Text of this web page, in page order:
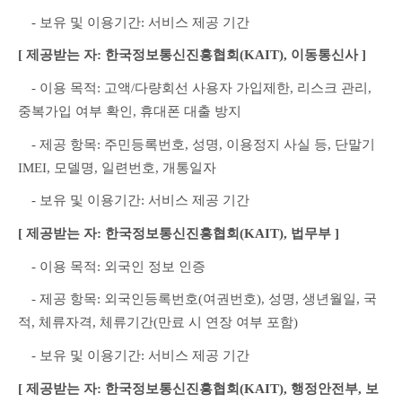
- 보유 및 이용기간: 서비스 제공 기간
[ 제공받는 자: 한국정보통신진흥협회(KAIT), 이동통신사 ]
- 이용 목적: 고액/다량회선 사용자 가입제한, 리스크 관리,
중복가입 여부 확인, 휴대폰 대출 방지
- 제공 항목: 주민등록번호, 성명, 이용정지 사실 등, 단말기
IMEI, 모델명, 일련번호, 개통일자
- 보유 및 이용기간: 서비스 제공 기간
[ 제공받는 자: 한국정보통신진흥협회(KAIT), 법무부 ]
- 이용 목적: 외국인 정보 인증
- 제공 항목: 외국인등록번호(여권번호), 성명, 생년월일, 국
적, 체류자격, 체류기간(만료 시 연장 여부 포함)
- 보유 및 이용기간: 서비스 제공 기간
[ 제공받는 자: 한국정보통신진흥협회(KAIT), 행정안전부, 보